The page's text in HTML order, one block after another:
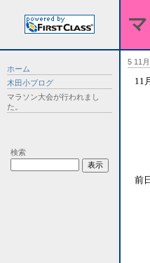
ホーム
木田小ブログ
マラソン大会が行われまし
た。
検索
5 11
11
前